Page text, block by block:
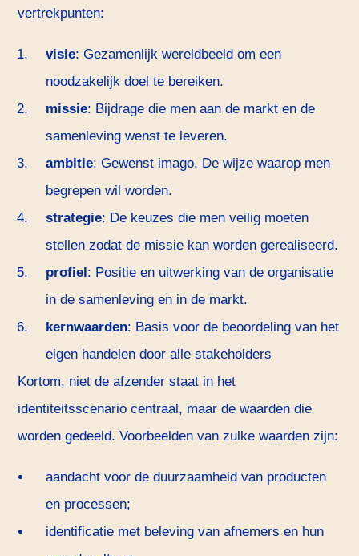
vertrekpunten:
visie: Gezamenlijk wereldbeeld om een
noodzakelijk doel te bereiken.
missie: Bijdrage die men aan de markt en de
samenleving wenst te leveren.
ambitie: Gewenst imago. De wijze waarop men
begrepen wil worden.
strategie: De keuzes die men veilig moeten
stellen zodat de missie kan worden gerealiseerd.
profiel: Positie en uitwerking van de organisatie
in de samenleving en in de markt.
kernwaarden: Basis voor de beoordeling van het
eigen handelen door alle stakeholders
Kortom, niet de afzender staat in het
identiteitsscenario centraal, maar de waarden die
worden gedeeld. Voorbeelden van zulke waarden zijn:
aandacht voor de duurzaamheid van producten
en processen;
identificatie met beleving van afnemers en hun